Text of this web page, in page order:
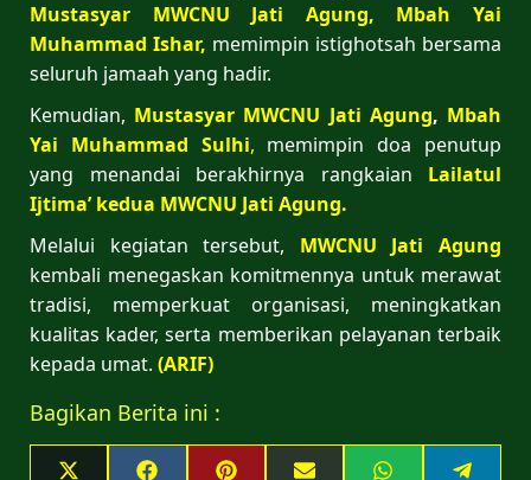
Mustasyar MWCNU Jati Agung, Mbah Yai
Muhammad Ishar, memimpin istighotsah bersama
seluruh jamaah yang hadir.
Kemudian, Mustasyar MWCNU Jati Agung, Mbah
Yai Muhammad Sulhi, memimpin doa penutup
yang menandai berakhirnya rangkaian Lailatul
Ijtima’ kedua MWCNU Jati Agung.
Melalui kegiatan tersebut, MWCNU Jati Agung
kembali menegaskan komitmennya untuk merawat
tradisi, memperkuat organisasi, meningkatkan
kualitas kader, serta memberikan pelayanan terbaik
kepada umat. (ARIF)
Bagikan Berita ini :